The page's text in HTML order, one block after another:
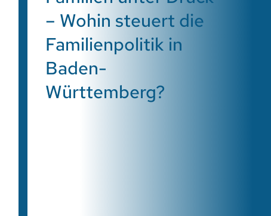
– Wohin steuert die
Familienpolitik in
Baden-
Württemberg?